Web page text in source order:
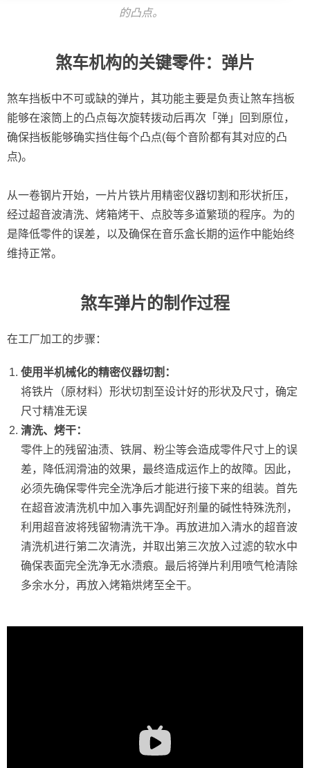
的凸点。
煞车机构的关键零件：弹片
煞车挡板中不可或缺的弹片，其功能主要是负责让煞车挡板
能够在滚筒上的凸点每次旋转拨动后再次「弹」回到原位，
确保挡板能够确实挡住每个凸点(每个音阶都有其对应的凸
点)。
从一卷钢片开始，一片片铁片用精密仪器切割和形状折压，
经过超音波清洗、烤箱烤干、点胶等多道繁琐的程序。为的
是降低零件的误差，以及确保在音乐盒长期的运作中能始终
维持正常。
煞车弹片的制作过程
在工厂加工的步骤：
使用半机械化的精密仪器切割：
将铁片（原材料）形状切割至设计好的形状及尺寸，确定
尺寸精准无误
清洗、烤干：
零件上的残留油渍、铁屑、粉尘等会造成零件尺寸上的误
差，降低润滑油的效果，最终造成运作上的故障。因此，
必须先确保零件完全洗净后才能进行接下来的组装。首先
在超音波清洗机中加入事先调配好剂量的碱性特殊洗剂，
利用超音波将残留物清洗干净。再放进加入清水的超音波
清洗机进行第二次清洗，并取出第三次放入过滤的软水中
确保表面完全洗净无水渍痕。最后将弹片利用喷气枪清除
多余水分，再放入烤箱烘烤至全干。